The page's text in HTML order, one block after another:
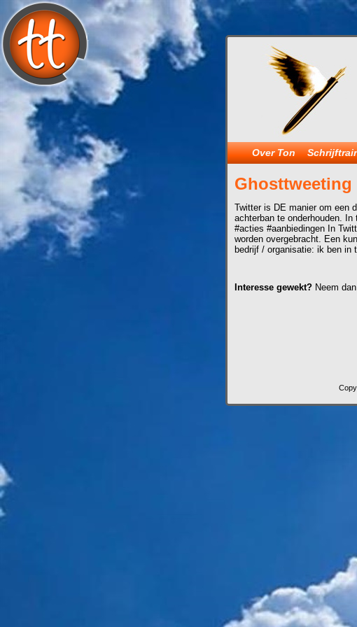
Over Ton
Ghosttweeting
Twitter is DE manier om een
achterban te onderhouden.
#acties #aanbiedingen In
worden overgebracht. Een
bedrijf / organisatie: ik ben in
Interesse gewekt? Neem dan